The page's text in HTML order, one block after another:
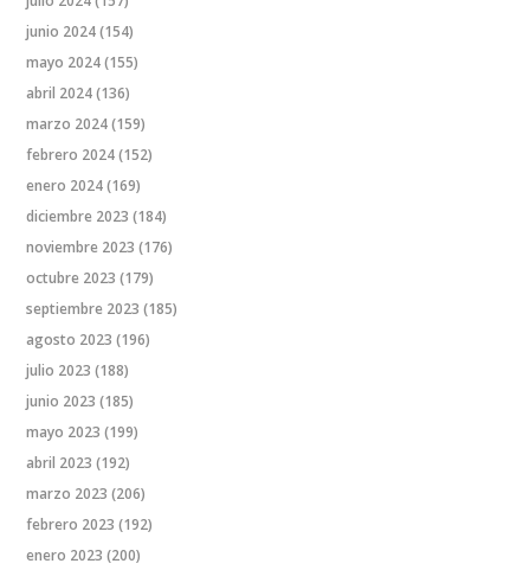
junio 2024(154)
mayo 2024(155)
abril 2024(136)
marzo 2024(159)
febrero 2024(152)
enero 2024(169)
diciembre 2023 (184)
noviembre 2023 (176)
octubre 2023 (179)
septiembre 2023 (185)
agosto 2023 (196)
julio 2023 (188)
junio 2023 (185)
mayo 2023 (199)
abril 2023 (192)
marzo 2023 (206)
febrero 2023 (192)
enero 2023 (200)